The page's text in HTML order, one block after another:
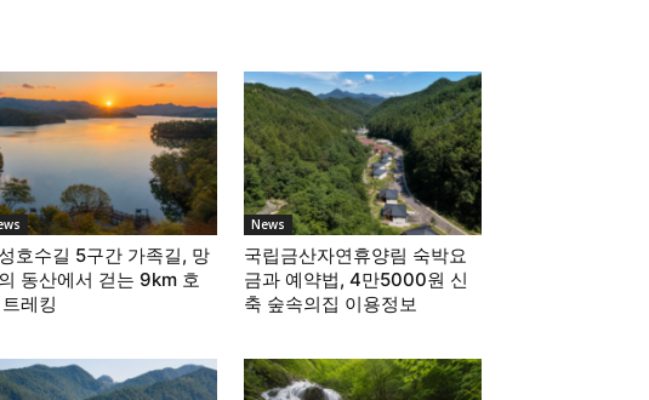
호수길 5구간 가족길, 망
동산에서 걷는 9km 호
레킹
News
국립금산자연휴양림 숙박요
금과 예약법, 4만5000원 신
축 숲속의집 이용정보